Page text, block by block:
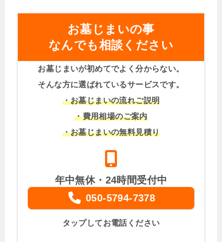
お墓じまいの事
なんでも相談ください
お墓じまいが初めてでよく分からない。
そんな方に選ばれているサービスです。
・お墓じまいの流れご説明
・費用相場のご案内
・お墓じまいの無料見積り
年中無休・24時間受付中
050-5794-7378
タップしてお電話ください